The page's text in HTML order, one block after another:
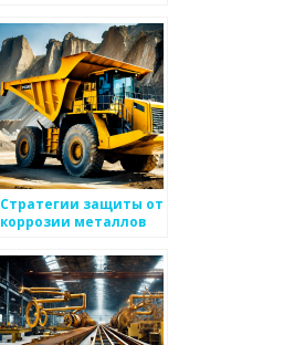
Стратегии защиты от
коррозии металлов